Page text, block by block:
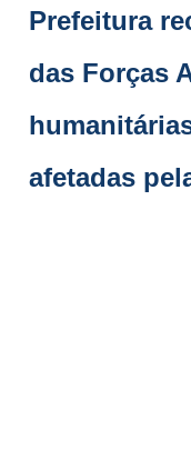
Prefeitura
das Forças
afetadas